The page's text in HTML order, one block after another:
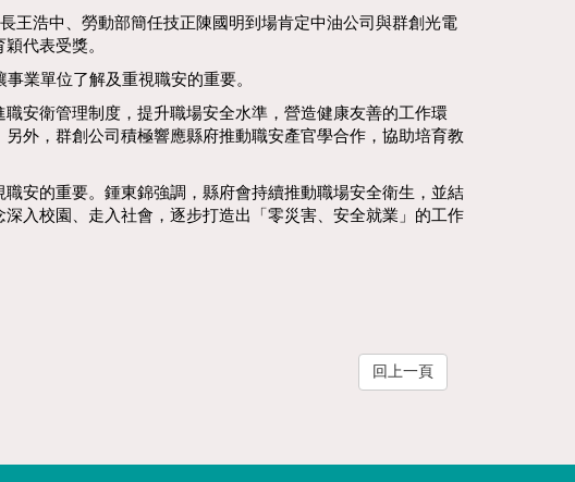
王浩中、勞動部簡任技正陳國明到場肯定中油公司與群創光電
代表受獎。
業單位了解及重視職安的重要。
安衛管理制度，提升職場安全水準，營造健康友善的工作環
外，群創公司積極響應縣府推動職安產官學合作，協助培育教
安的重要。鍾東錦強調，縣府會持續推動職場安全衛生，並結
入校園、走入社會，逐步打造出「零災害、安全就業」的工作
回上一頁